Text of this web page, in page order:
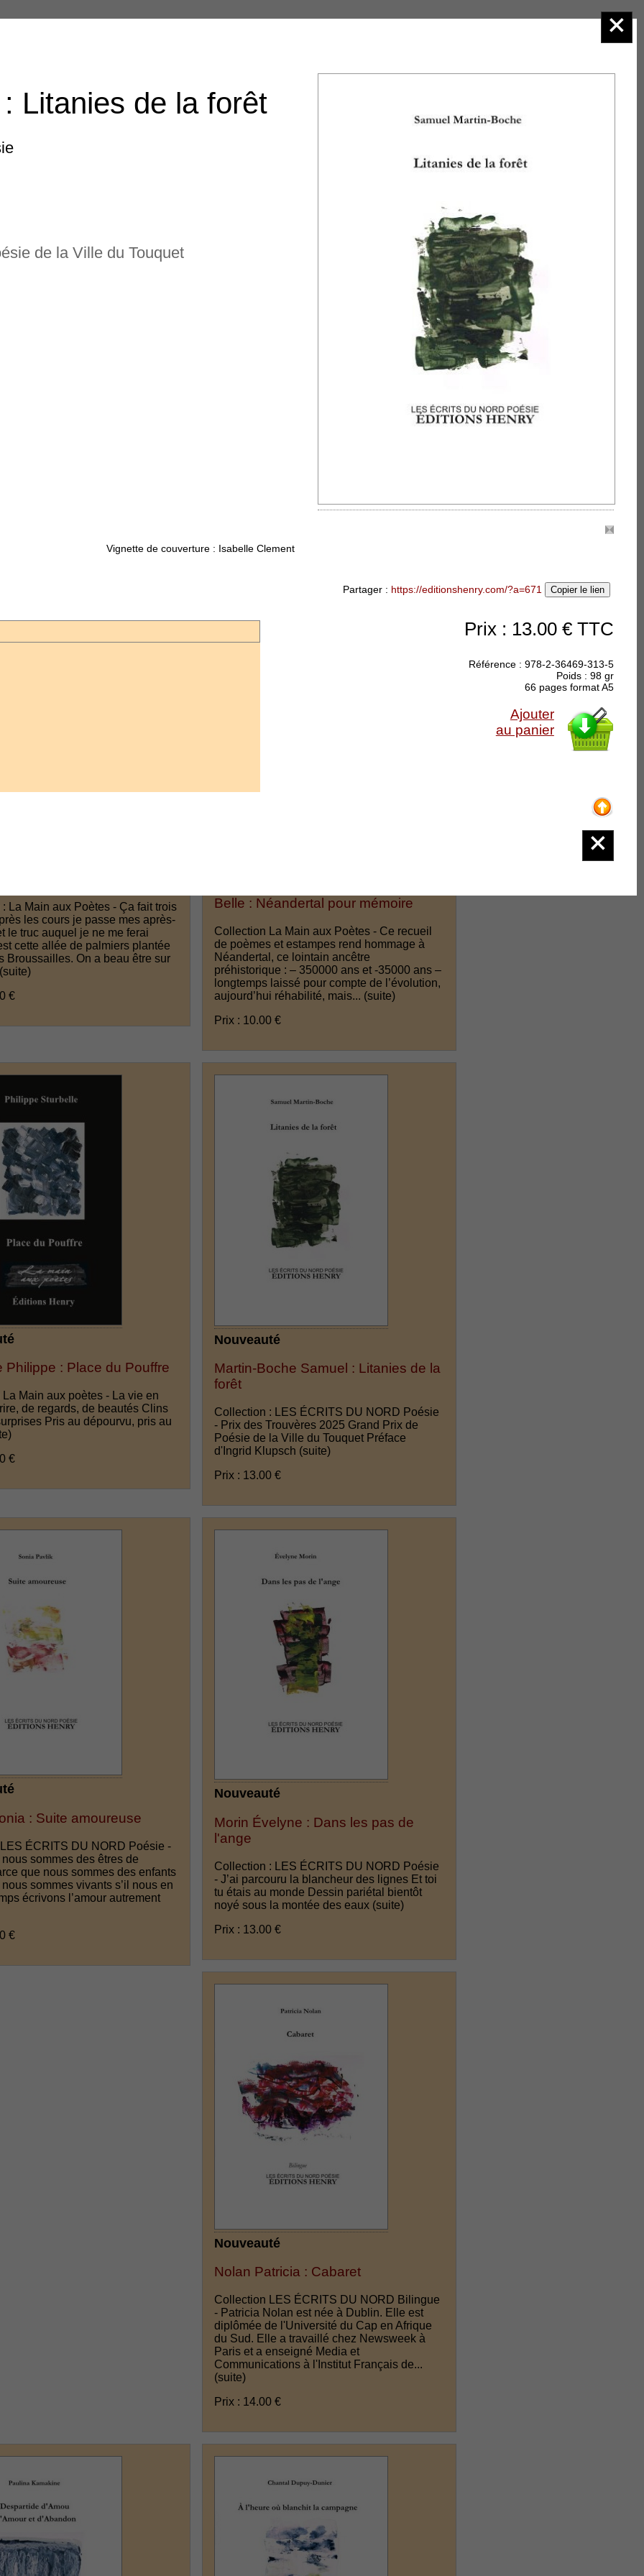
2.Poésie
même
Bouchet Jacqueline : L'Arbre du vent
(suite)
La Main aux Poètes - Ça fait trois
les cours je passe mes après-
le truc auquel je ne me ferai
cette allée de palmiers plantée
Broussailles. On a beau être sur
(suite)
€
Belle : Néandertal pour mémoire
Collection La Main aux Poètes - Ce recueil
de poèmes et estampes rend hommage à
Néandertal, ce lointain ancêtre
préhistorique : – 350000 ans et -35000 ans –
longtemps laissé pour compte de l’évolution,
aujourd’hui réhabilité, mais... (suite)
Prix : 10.00 €
Philippe : Place du Pouffre
Main aux poètes - La vie en
de regards, de beautés Clins
Pris au dépourvu, pris au
€
Nouveauté
Martin-Boche Samuel : Litanies de la
forêt
Collection : LES ÉCRITS DU NORD Poésie
- Prix des Trouvères 2025 Grand Prix de
Poésie de la Ville du Touquet Préface
d'Ingrid Klupsch (suite)
Prix : 13.00 €
: Suite amoureuse
ÉCRITS DU NORD Poésie -
sommes des êtres de
que nous sommes des enfants
sommes vivants s’il nous en
écrivons l’amour autrement
€
Nouveauté
Morin Évelyne : Dans les pas de
l'ange
Collection : LES ÉCRITS DU NORD Poésie
- J’ai parcouru la blancheur des lignes Et toi
tu étais au monde Dessin pariétal bientôt
noyé sous la montée des eaux (suite)
Prix : 13.00 €
Nouveauté
Nolan Patricia : Cabaret
Collection LES ÉCRITS DU NORD Bilingue
- Patricia Nolan est née à Dublin. Elle est
diplômée de l'Université du Cap en Afrique
du Sud. Elle a travaillé chez Newsweek à
Paris et a enseigné Media et
Communications à l'Institut Français de...
(suite)
Prix : 14.00 €
l'agenda
retrouver dans
les salons du
livre et les
actions
auxquelles nous
participons. Nous
serons heureux
de vous
accueillir.
Litanies de la forêt
de la Ville du Touquet
Vignette de couverture : Isabelle Clement
Partager : https://editionshenry.com/?a=671 Copier le lien
Prix : 13.00 € TTC
Référence : 978-2-36469-313-5
Poids : 98 gr
66 pages format A5
Ajouter
au panier